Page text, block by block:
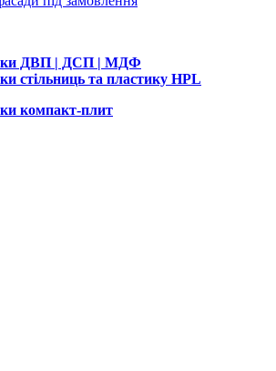
ДВП | ДСП | МДФ
стільниць та пластику HPL
компакт-плит